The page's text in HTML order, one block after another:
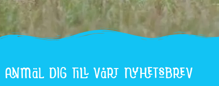
ANMÄL DIG TILL VÅRT NYHETSBREV